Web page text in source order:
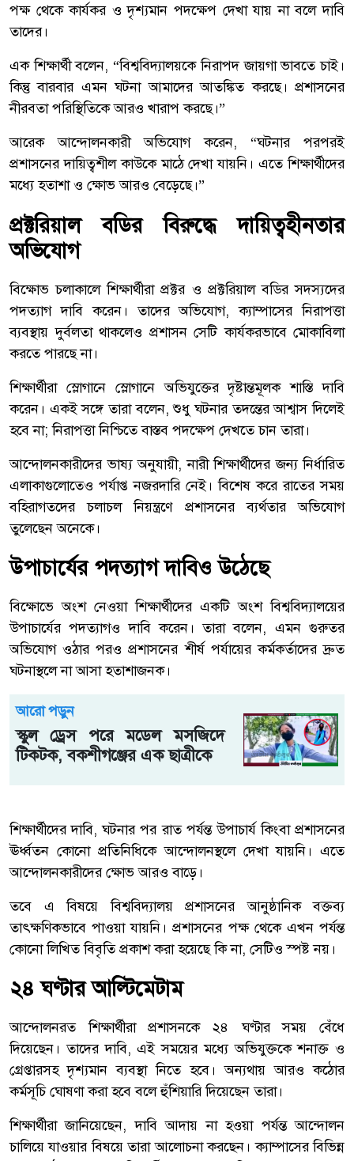
পক্ষ থেকে কার্যকর ও দৃশ্যমান পদক্ষেপ দেখা যায় না বলে দাবি
তাদের।
এক শিক্ষার্থী বলেন, “বিশ্ববিদ্যালয়কে নিরাপদ জায়গা ভাবতে চাই।
কিন্তু বারবার এমন ঘটনা আমাদের আতঙ্কিত করছে। প্রশাসনের
নীরবতা পরিস্থিতিকে আরও খারাপ করছে।”
আরেক আন্দোলনকারী অভিযোগ করেন, “ঘটনার পরপরই
প্রশাসনের দায়িত্বশীল কাউকে মাঠে দেখা যায়নি। এতে শিক্ষার্থীদের
মধ্যে হতাশা ও ক্ষোভ আরও বেড়েছে।”
প্রক্টরিয়াল বডির বিরুদ্ধে দায়িত্বহীনতার
অভিযোগ
বিক্ষোভ চলাকালে শিক্ষার্থীরা প্রক্টর ও প্রক্টরিয়াল বডির সদস্যদের
পদত্যাগ দাবি করেন। তাদের অভিযোগ, ক্যাম্পাসের নিরাপত্তা
ব্যবস্থায় দুর্বলতা থাকলেও প্রশাসন সেটি কার্যকরভাবে মোকাবিলা
করতে পারছে না।
শিক্ষার্থীরা স্লোগানে স্লোগানে অভিযুক্তের দৃষ্টান্তমূলক শাস্তি দাবি
করেন। একই সঙ্গে তারা বলেন, শুধু ঘটনার তদন্তের আশ্বাস দিলেই
হবে না; নিরাপত্তা নিশ্চিতে বাস্তব পদক্ষেপ দেখতে চান তারা।
আন্দোলনকারীদের ভাষ্য অনুযায়ী, নারী শিক্ষার্থীদের জন্য নির্ধারিত
এলাকাগুলোতেও পর্যাপ্ত নজরদারি নেই। বিশেষ করে রাতের সময়
বহিরাগতদের চলাচল নিয়ন্ত্রণে প্রশাসনের ব্যর্থতার অভিযোগ
তুলেছেন অনেকে।
উপাচার্যের পদত্যাগ দাবিও উঠেছে
বিক্ষোভে অংশ নেওয়া শিক্ষার্থীদের একটি অংশ বিশ্ববিদ্যালয়ের
উপাচার্যের পদত্যাগও দাবি করেন। তারা বলেন, এমন গুরুতর
অভিযোগ ওঠার পরও প্রশাসনের শীর্ষ পর্যায়ের কর্মকর্তাদের দ্রুত
ঘটনাস্থলে না আসা হতাশাজনক।
আরো পড়ুন
স্কুল ড্রেস পরে মডেল মসজিদে
টিকটক, বকশীগঞ্জের এক ছাত্রীকে
শিক্ষার্থীদের দাবি, ঘটনার পর রাত পর্যন্ত উপাচার্য কিংবা প্রশাসনের
ঊর্ধ্বতন কোনো প্রতিনিধিকে আন্দোলনস্থলে দেখা যায়নি। এতে
আন্দোলনকারীদের ক্ষোভ আরও বাড়ে।
তবে এ বিষয়ে বিশ্ববিদ্যালয় প্রশাসনের আনুষ্ঠানিক বক্তব্য
তাৎক্ষণিকভাবে পাওয়া যায়নি। প্রশাসনের পক্ষ থেকে এখন পর্যন্ত
কোনো লিখিত বিবৃতি প্রকাশ করা হয়েছে কি না, সেটিও স্পষ্ট নয়।
২৪ ঘণ্টার আল্টিমেটাম
আন্দোলনরত শিক্ষার্থীরা প্রশাসনকে ২৪ ঘণ্টার সময় বেঁধে
দিয়েছেন। তাদের দাবি, এই সময়ের মধ্যে অভিযুক্তকে শনাক্ত ও
গ্রেপ্তারসহ দৃশ্যমান ব্যবস্থা নিতে হবে। অন্যথায় আরও কঠোর
কর্মসূচি ঘোষণা করা হবে বলে হুঁশিয়ারি দিয়েছেন তারা।
শিক্ষার্থীরা জানিয়েছেন, দাবি আদায় না হওয়া পর্যন্ত আন্দোলন
চালিয়ে যাওয়ার বিষয়ে তারা আলোচনা করছেন। ক্যাম্পাসের বিভিন্ন